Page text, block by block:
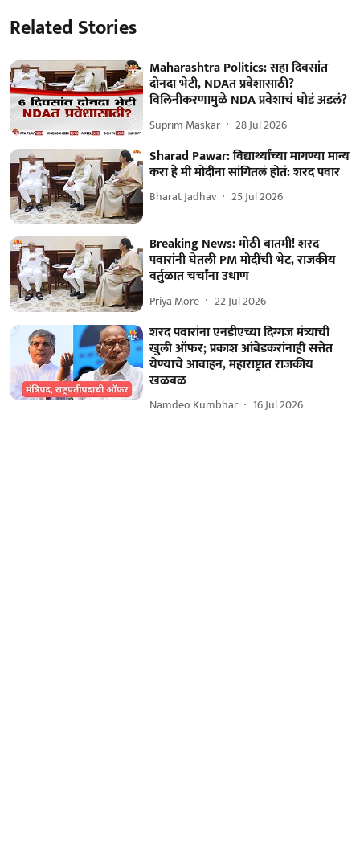
Related Stories
Maharashtra Politics: सहा दिवसांत
दोनदा भेटी, NDAत प्रवेशासाठी?
विलिनीकरणामुळे NDA प्रवेशाचं घोडं अडलं?
Suprim Maskar 28 Jul 2026
Sharad Pawar: विद्यार्थ्यांच्या मागण्या मान्य
करा हे मी मोदींना सांगितलं होतं: शरद पवार
Bharat Jadhav 25 Jul 2026
Breaking News: मोठी बातमी! शरद
पवारांनी घेतली PM मोदींची भेट, राजकीय
वर्तुळात चर्चांना उधाण
Priya More 22 Jul 2026
शरद पवारांना एनडीएच्या दिग्गज मंत्र्याची
खुली ऑफर; प्रकाश आंबेडकरांनाही सत्तेत
येण्याचे आवाहन, महाराष्ट्रात राजकीय
खळबळ
Namdeo Kumbhar 16 Jul 2026